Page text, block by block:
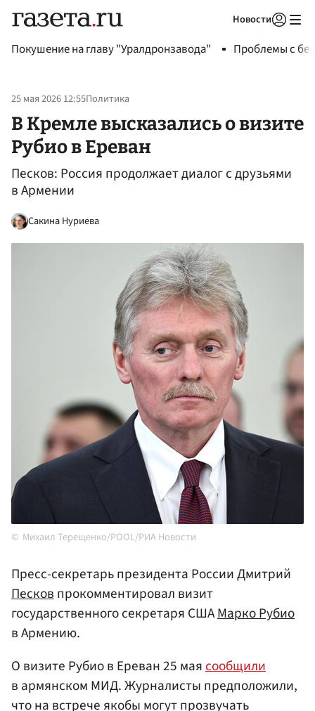
Новости
Покушение на главу "Уралдронзавода" Проблемы с
25 мая 2026 12:55Политика
В Кремле высказались о визите
Рубио в Ереван
Песков: Россия продолжает диалог с друзьями
в Армении
Сакина Нуриева
Михаил Терещенко/POOL/РИА Новости
Пресс-секретарь президента России Дмитрий
Песковпрокомментировал визит
государственного секретаря СШАМарко Рубио
в Армению.
О визите Рубио в Ереван 25 маясообщили
в армянском МИД. Журналисты предположили,
что на встрече якобы могут прозвучать